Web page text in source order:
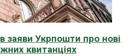
заяви Укрпошти про нові
квитанціях